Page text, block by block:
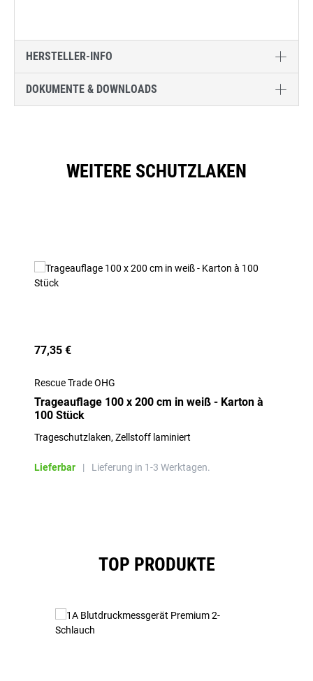
HERSTELLER-INFO
DOKUMENTE & DOWNLOADS
WEITERE SCHUTZLAKEN
77,35 €
Rescue Trade OHG
Trageauflage 100 x 200 cm in weiß - Karton à
100 Stück
Trageschutzlaken, Zellstoff laminiert
Lieferbar | Lieferung in 1-3 Werktagen.
TOP PRODUKTE